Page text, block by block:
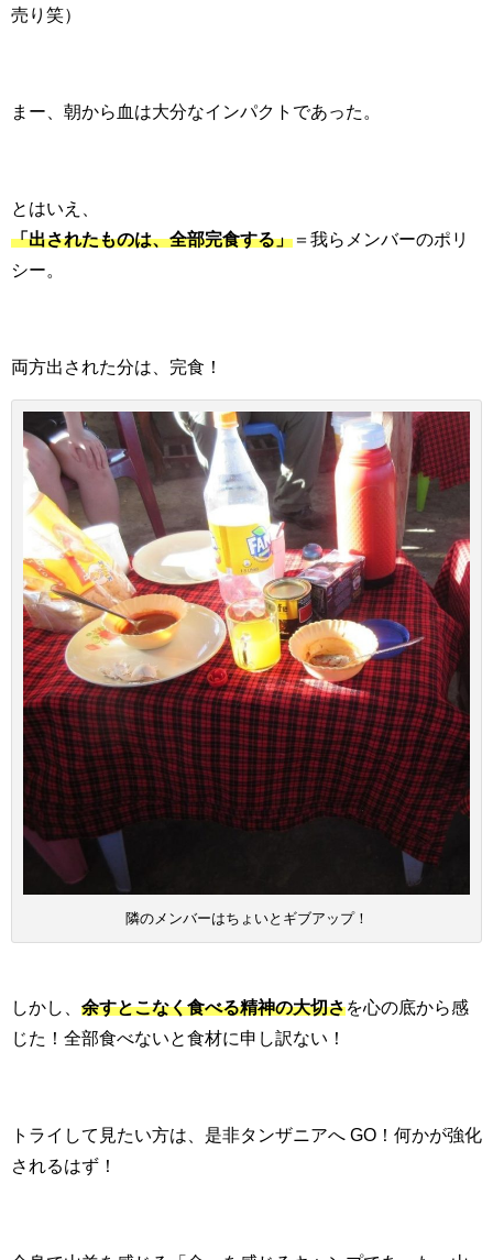
売り笑）
まー、朝から血は大分なインパクトであった。
とはいえ、
「出されたものは、全部完食する」 ＝我らメンバーのポリ
シー。
両方出された分は、完食！
隣のメンバーはちょいとギブアップ！
しかし、 余すとこなく食べる精神の大切さを心の底から感
じた！全部食べないと食材に申し訳ない！
トライして見たい方は、是非タンザニアへ GO！何かが強化
されるはず！